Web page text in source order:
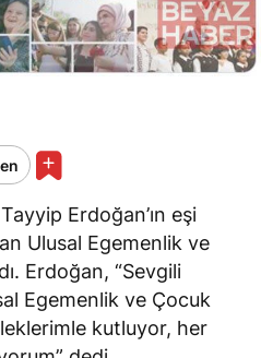
Erdoğan’ın eşi
Ulusal Egemenlik ve
Erdoğan, “Sevgili
Egemenlik ve Çocuk
kutluyor, her